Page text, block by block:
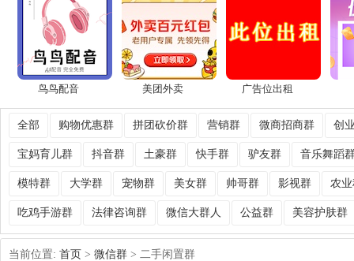
鸟鸟配音 美团外卖 广告位出租
全部 购物优惠群 拼团砍价群 营销群 微商招商群 创
宝妈育儿群 抖音群 土豪群 快手群 驴友群 音乐舞蹈
模特群 大学群 宠物群 美女群 帅哥群 影视群 农
吃鸡手游群 法律咨询群 微信大群人 公益群 美容护肤群
当前位置: 首页 > 微信群 > 二手闲置群